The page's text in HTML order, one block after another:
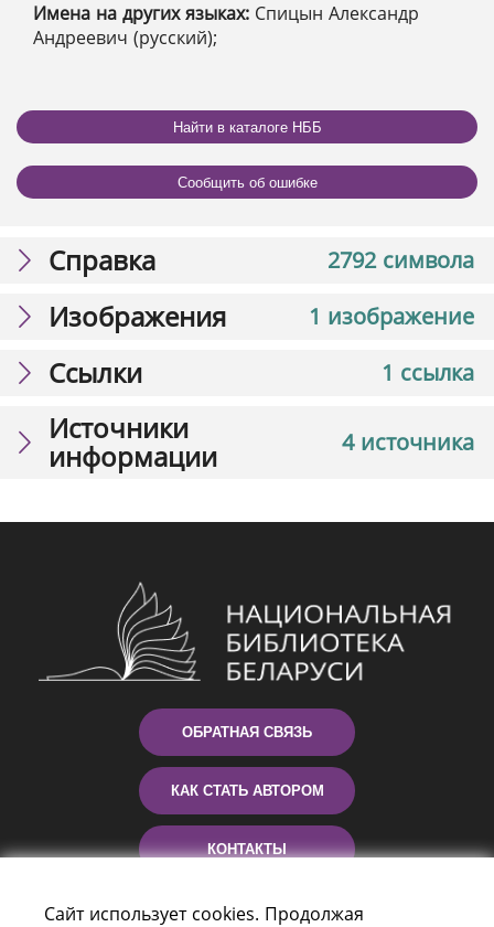
Имена на других языках: Спицын Александр
Андреевич (русский);
Найти в каталоге НББ
Сообщить об ошибке
2792 символа
Справка
1 изображение
Изображения
1 ссылка
Ссылки
4 источника
Источники
информации
ОБРАТНАЯ СВЯЗЬ
КАК СТАТЬ АВТОРОМ
КОНТАКТЫ
ПОМОЩЬ
Сайт использует cookies. Продолжая